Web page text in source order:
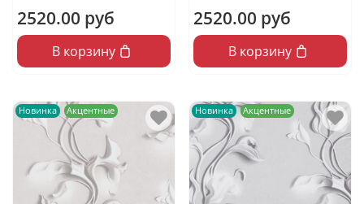
2520.00 руб
В корзину
2520.00 руб
В корзину
Новинка Акцентные Новинка Акцентные